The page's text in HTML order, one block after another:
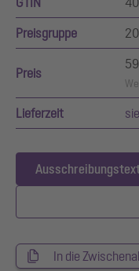
Preisgruppe 20
Preis
Lieferzeit
In die